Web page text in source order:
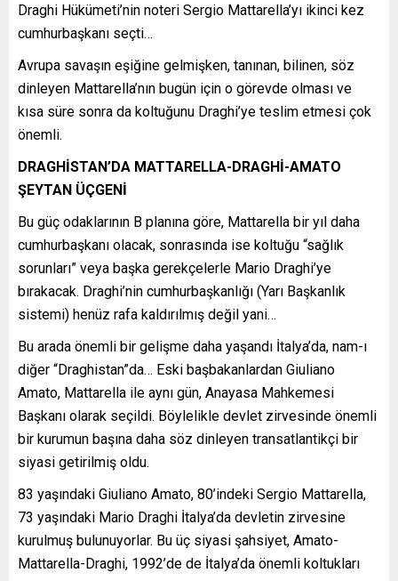
Draghi Hükümeti’nin noteri Sergio Mattarella’yı ikinci kez
cumhurbaşkanı seçti…
Avrupa savaşın eşiğine gelmişken, tanınan, bilinen, söz
dinleyen Mattarella’nın bugün için o görevde olması ve
kısa süre sonra da koltuğunu Draghi’ye teslim etmesi çok
önemli.
DRAGHİSTAN’DA MATTARELLA-DRAGHİ-AMATO
ŞEYTAN ÜÇGENİ
Bu güç odaklarının B planına göre, Mattarella bir yıl daha
cumhurbaşkanı olacak, sonrasında ise koltuğu “sağlık
sorunları” veya başka gerekçelerle Mario Draghi’ye
bırakacak. Draghi’nin cumhurbaşkanlığı (Yarı Başkanlık
sistemi) henüz rafa kaldırılmış değil yani…
Bu arada önemli bir gelişme daha yaşandı İtalya’da, nam-ı
diğer “Draghistan”da… Eski başbakanlardan Giuliano
Amato, Mattarella ile aynı gün, Anayasa Mahkemesi
Başkanı olarak seçildi. Böylelikle devlet zirvesinde önemli
bir kurumun başına daha söz dinleyen transatlantikçi bir
siyasi getirilmiş oldu.
83 yaşındaki Giuliano Amato, 80’indeki Sergio Mattarella,
73 yaşındaki Mario Draghi İtalya’da devletin zirvesine
kurulmuş bulunuyorlar. Bu üç siyasi şahsiyet, Amato-
Mattarella-Draghi, 1992’de de İtalya’da önemli koltukları